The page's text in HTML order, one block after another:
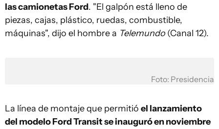
las camionetas Ford. "El galpón está lleno de
piezas, cajas, plástico, ruedas, combustible,
máquinas", dijo el hombre a Telemundo (Canal 12).
Foto: Presidencia
La línea de montaje que permitió el lanzamiento
del modelo Ford Transit se inauguró en noviembre